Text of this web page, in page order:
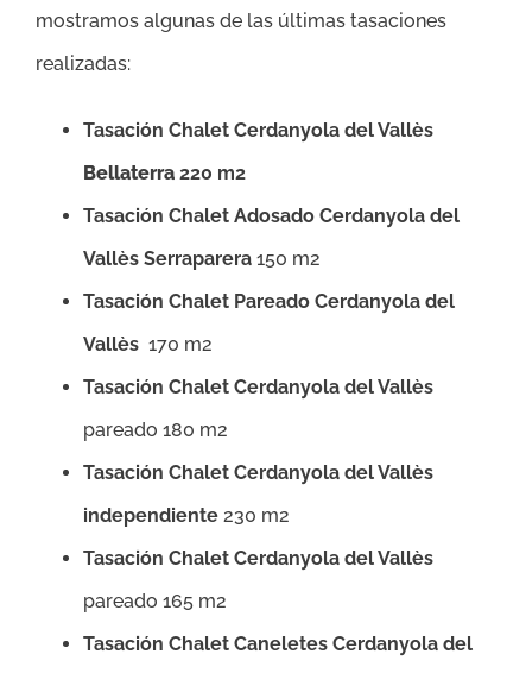
mostramos algunas de las últimas tasaciones
realizadas:
Tasación Chalet Cerdanyola del Vallès
Bellaterra 220 m2
Tasación Chalet Adosado Cerdanyola del
Vallès Serraparera 150 m2
Tasación Chalet Pareado Cerdanyola del
Vallès 170 m2
Tasación Chalet Cerdanyola del Vallès
pareado 180 m2
Tasación Chalet Cerdanyola del Vallès
independiente 230 m2
Tasación Chalet Cerdanyola del Vallès
pareado 165 m2
Tasación Chalet Caneletes Cerdanyola del